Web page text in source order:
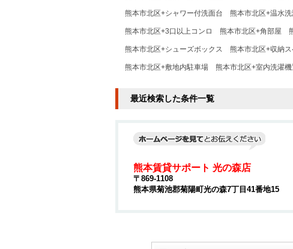
熊本市北区+シャワー付洗面台 熊本市北区+温水
熊本市北区+3口以上コンロ 熊本市北区+角部屋
熊本市北区+シューズボックス 熊本市北区+収納ス
熊本市北区+敷地内駐車場 熊本市北区+室内洗濯
最近検索した条件一覧
熊本賃貸サポート 光の森店
〒869-1108
熊本県菊池郡菊陽町光の森7丁目41番地15